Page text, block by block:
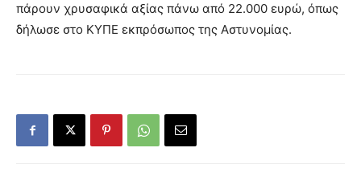
πάρουν χρυσαφικά αξίας πάνω από 22.000 ευρώ, όπως
δήλωσε στο ΚΥΠΕ εκπρόσωπος της Αστυνομίας.